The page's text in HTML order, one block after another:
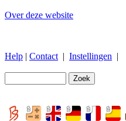
Over deze website
Help | Contact | Instellingen |